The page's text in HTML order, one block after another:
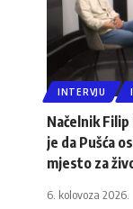
INTERVJU
Načelnik
je da Pušća
mjesto za
6. kolovoza 2026.